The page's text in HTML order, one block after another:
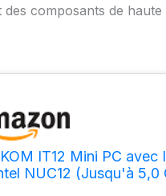
composants de
IT12 Mini PC
NUC12 (Jusqu'à